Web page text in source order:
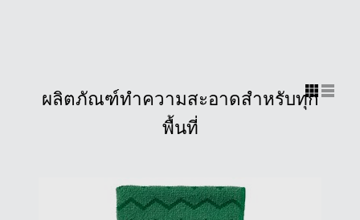
ผลิตภัณฑ์ทำความสะอาดสำหรับทุก
พื้นที่